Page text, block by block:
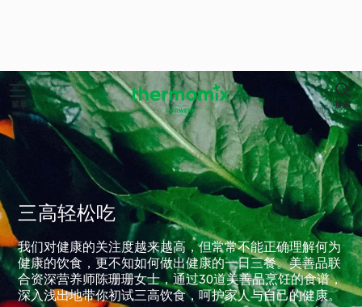
菜单 搜索
三高轻松吃
我们对健康的关注度越来越高，但常常不能正确理解何为
健康的饮食，更不知如何做出健康的一日三餐。美善品联
合资深营养师陈珊珊女士，通过30道美善品烹饪的食谱，
深入浅出地带你初试三高饮食，呵护家人与自己的健康。